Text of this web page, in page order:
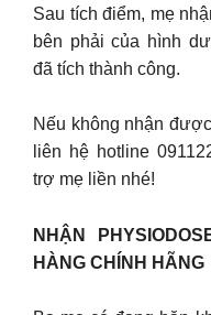
Sau tích điểm, mẹ
bên phải của hình
đã tích thành công.
Nếu không nhận
liên hệ hotline
trợ mẹ liền nhé!
NHẬN
HÀNG CHÍNH HÃNG